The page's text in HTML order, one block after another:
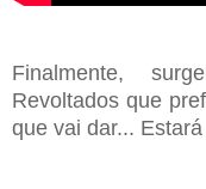
Finalmente,
Revoltados que
que vai dar...